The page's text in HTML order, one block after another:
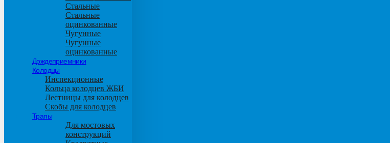
Стальные
Стальные
оцинкованные
Чугунные
Чугунные
оцинкованные
Дождеприемники
Колодцы
Инспекционные
Кольца колодцев ЖБИ
Лестницы для колодцев
Скобы для колодцев
Трапы
Для мостовых
конструкций